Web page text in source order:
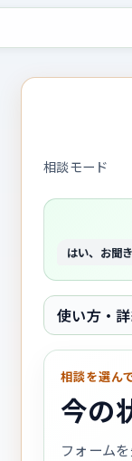
相談モード
はい、お聞
使い方・
相談を選ん
今の
フォーム